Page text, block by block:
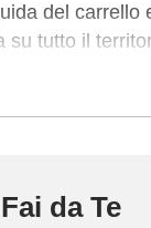
del
su tutto il
sia a
eroga corsi
da Te